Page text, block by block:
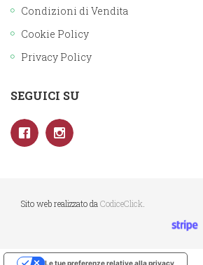
Condizioni di Vendita
Cookie Policy
Privacy Policy
SEGUICI SU
Sito web realizzato da CodiceClick
Le tue preferenze relative alla privacy